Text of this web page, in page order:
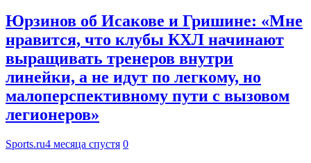
Юрзинов об Исакове и Гришине: «Мне
нравится, что клубы КХЛ начинают
выращивать тренеров внутри
линейки, а не идут по легкому, но
малоперспективному пути с вызовом
легионеров»
Sports.ru4 месяца спустя 0